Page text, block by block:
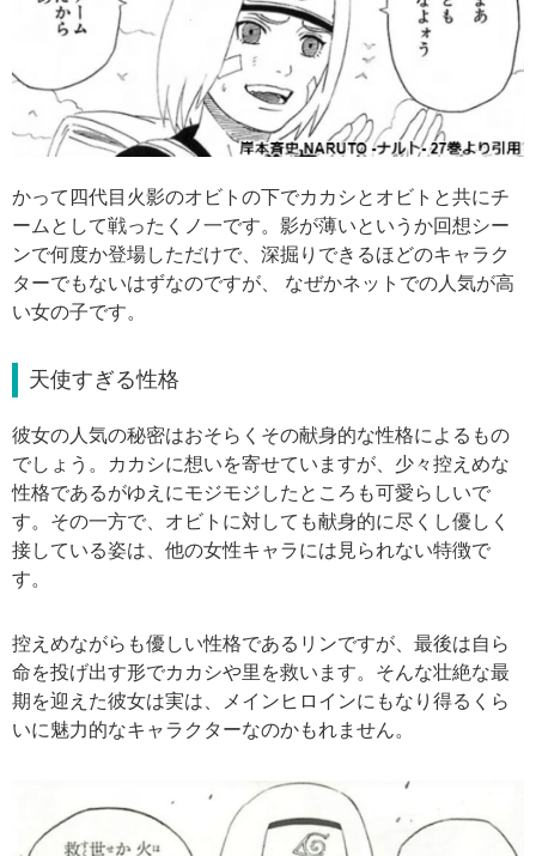
かって四代目火影のオビトの下でカカシとオビトと共にチ
ームとして戦ったくノ一です。影が薄いというか回想シー
ンで何度か登場しただけで、深掘りできるほどのキャラク
ターでもないはずなのですが、 なぜかネットでの人気が高
い女の子です。
天使すぎる性格
彼女の人気の秘密はおそらくその献身的な性格によるもの
でしょう。カカシに想いを寄せていますが、少々控えめな
性格であるがゆえにモジモジしたところも可愛らしいで
す。その一方で、オビトに対しても献身的に尽くし優しく
接している姿は、他の女性キャラには見られない特徴で
す。
控えめながらも優しい性格であるリンですが、最後は自ら
命を投げ出す形でカカシや里を救います。そんな壮絶な最
期を迎えた彼女は実は、メインヒロインにもなり得るくら
いに魅力的なキャラクターなのかもれません。